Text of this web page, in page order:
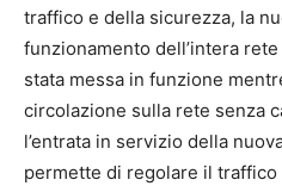
traffico e della sicurezza, la
funzionamento dell’intera
stata messa in funzione
circolazione sulla rete senza
l’entrata in servizio della
permette di regolare il